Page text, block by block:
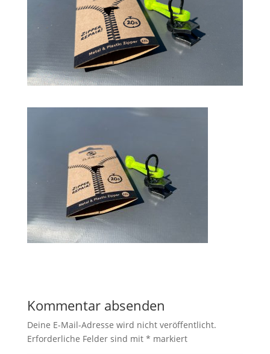
Kommentar absenden
Deine E-Mail-Adresse wird nicht veröffentlicht.
Erforderliche Felder sind mit * markiert